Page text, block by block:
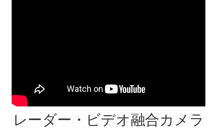
レーダー・ビデオ融合カメラ